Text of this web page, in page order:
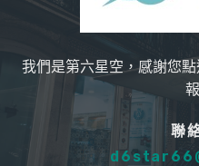
我們是第六星空，感謝您
聯